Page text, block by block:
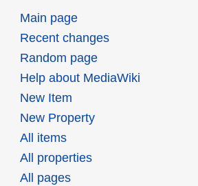
Main page
Recent changes
Random page
Help about MediaWiki
New Item
New Property
All items
All properties
All pages